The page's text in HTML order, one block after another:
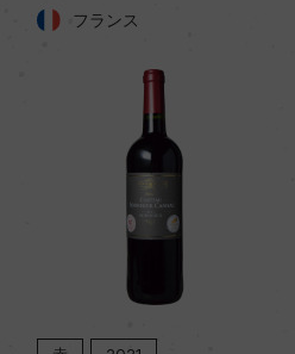
フランス